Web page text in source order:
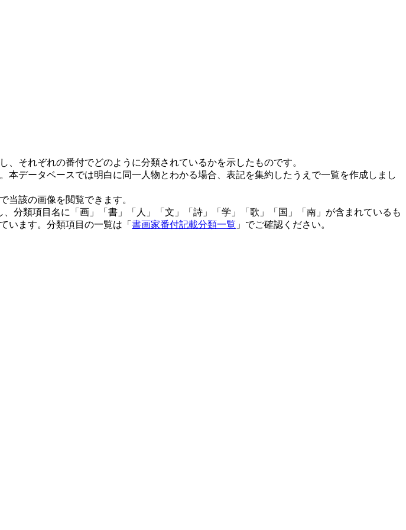
、それぞれの番付でどのように分類されているかを示したものです。
本データベースでは明白に同一人物とわかる場合、表記を集約したうえで一覧を作成しまし
当該の画像を閲覧できます。
、分類項目名に「画」「書」「人」「文」「詩」「学」「歌」「国」「南」が含まれているも
います。分類項目の一覧は「 書画家番付記載分類一覧 」でご確認ください。